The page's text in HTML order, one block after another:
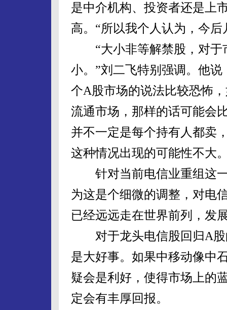
是中介机构、投资者还是上
高。“所以我个人认为，今
“大小非等解禁股，对于
小。”刘二飞特别强调。他
个A股市场的说法比较恐怖
流通市场，那样的话可能会
并不一定是每个持有人都卖
这种情况出现的可能性不大
针对当前电信业重组这一
为这是个细微的调整，对电
已经远远走在世界前列，发
对于龙头电信股回归A股
是大好事。如果中移动像中
疑会是利好，使得市场上的
定会有丰厚回报。